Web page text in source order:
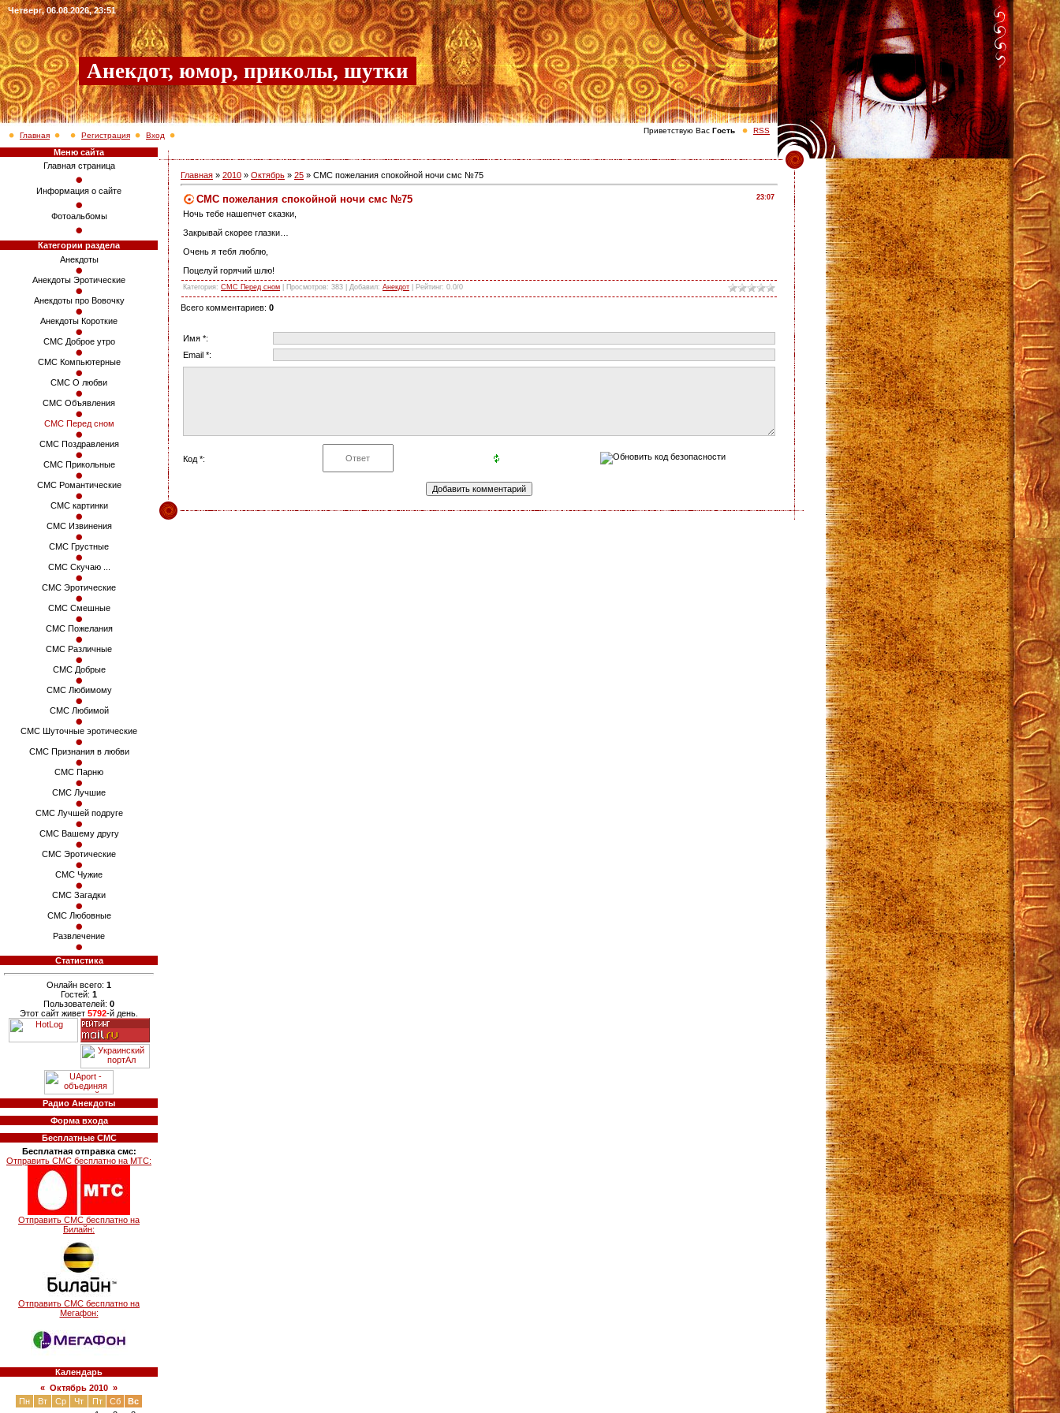
Четверг, 06.08.2026, 23:51
Приветствую Вас Гость RSS
Анекдот, юмор, приколы, шутки
Главная Регистрация Вход
Меню сайта
Главная страница
Информация о сайте
Фотоальбомы
Категории раздела
Анекдоты
Анекдоты Эротические
Анекдоты про Вовочку
Анекдоты Короткие
СМС Доброе утро
СМС Компьютерные
СМС О любви
СМС Объявления
СМС Перед сном
СМС Поздравления
СМС Прикольные
СМС Романтические
СМС картинки
СМС Извинения
СМС Грустные
СМС Скучаю ...
СМС Эротические
СМС Смешные
СМС Пожелания
СМС Различные
СМС Добрые
СМС Любимому
СМС Любимой
СМС Шуточные эротические
СМС Признания в любви
СМС Парню
СМС Лучшие
СМС Лучшей подруге
СМС Вашему другу
СМС Эротические
СМС Чужие
СМС Загадки
СМС Любовные
Развлечение
Статистика
Онлайн всего: 1
Гостей: 1
Пользователей: 0
Этот сайт живет 5792-й день.
Радио Анекдоты
Форма входа
Бесплатные СМС
Бесплатная отправка смс:
Отправить СМС бесплатно на МТС:
Отправить СМС бесплатно на
Билайн:
Отправить СМС бесплатно на
Мегафон:
Календарь
« Октябрь 2010 »
Пн
Вт Ср Чт Пт Сб
Вс
Главная » 2010 » Октябрь » 25 » СМС пожелания спокойной ночи смс №75
23:07
СМС пожелания спокойной ночи смс №75
Ночь тебе нашепчет сказки,
Закрывай скорее глазки…
Очень я тебя люблю,
Поцелуй горячий шлю!
Категория: СМС Перед сном Просмотров: 383 | Добавил: Анекдот Рейтинг: 0.0/0
Всего комментариев: 0
Имя *:
Email *:
Код *: